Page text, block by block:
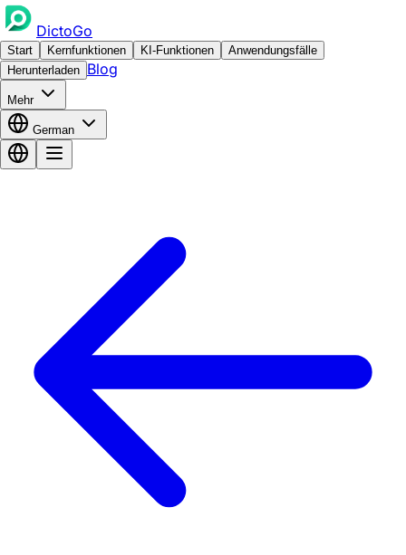
DictoGo
Start Kernfunktionen KI-Funktionen
Anwendungsfälle
Herunterladen Blog
Mehr
German